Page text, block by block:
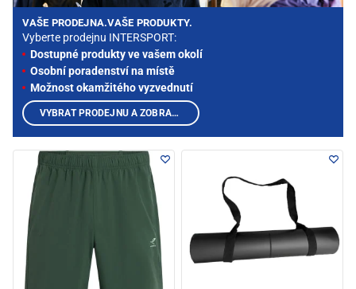
VAŠE PRODEJNA.VAŠE PRODUKTY.
Vyberte prodejnu INTERSPORT:
Dostupné produkty ve vašem okolí
Osobní poradenství na místě
Možnost okamžitého vyzvednutí
VYBRAT PRODEJNU A ZOBRAZIT PRODUKTY